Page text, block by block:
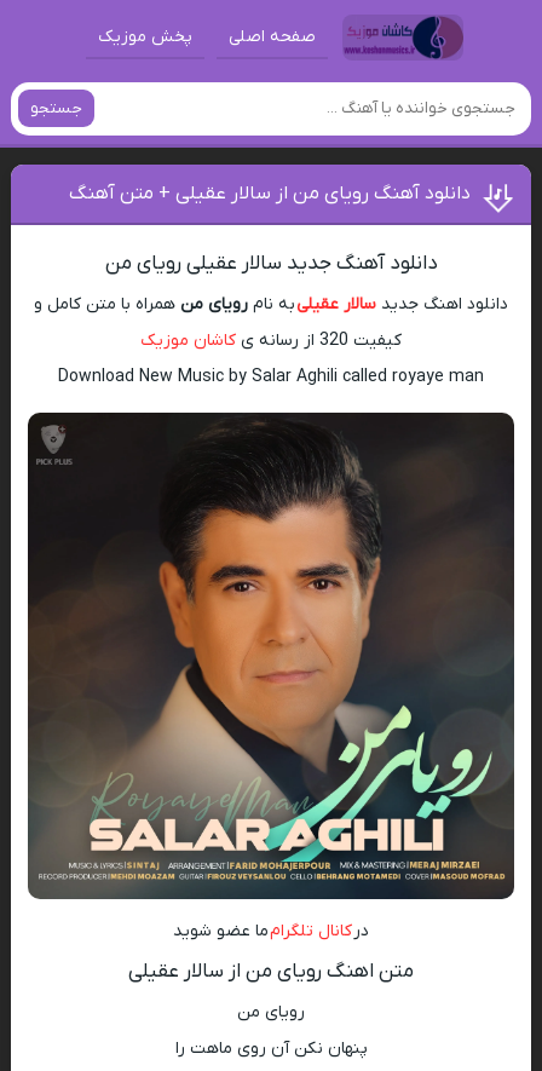
صفحه اصلی پخش موزیک
جستجو
دانلود آهنگ رویای من از سالار عقیلی + متن آهنگ
دانلود آهنگ جدید سالار عقیلی رویای من
دانلود اهنگ جدید سالار عقیلیبه نام رویای من همراه با متن کامل و
کیفیت 320 از رسانه ی
کاشان موزیک
Download New Music by Salar Aghili called royaye man
در کانال تلگرامما عضو شوید
متن اهنگ رویای من از سالار عقیلی
روياى من
پنهان نکن آن روی ماهت را